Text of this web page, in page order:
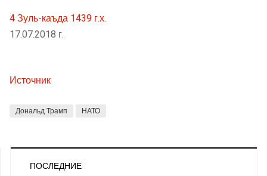
4 Зуль-каъда 1439 г.х.
17.07.2018 г.
Источник
Дональд Трамп НАТО
ПОСЛЕДНИЕ